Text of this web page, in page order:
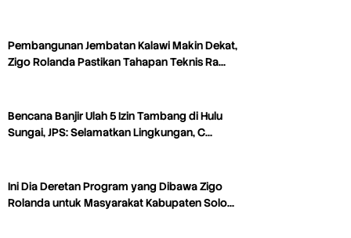
Pembangunan Jembatan Kalawi Makin Dekat,
Zigo Rolanda Pastikan Tahapan Teknis Ra…
Bencana Banjir Ulah 5 Izin Tambang di Hulu
Sungai, JPS: Selamatkan Lingkungan, C…
Ini Dia Deretan Program yang Dibawa Zigo
Rolanda untuk Masyarakat Kabupaten Solo…